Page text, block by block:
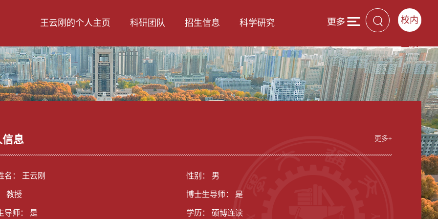
校内
王云刚的个人主页 科研团队 招生信息 科学研究
息 更多+
名： 王云刚 性别： 男
教授 博士生导师： 是
导师： 是 学历： 硕博连读